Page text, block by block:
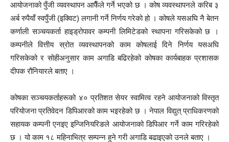
आयोजनाको पुँजी व्यवस्थापन आफैँले गर्ने भएको छ । कोष व्यवस्थापनले करिब ३
अर्ब रुपैयाँ स्वपुँजी (इक्विट) लगानी गर्ने निर्णय गरेको हो । कोषले यसअघि नै बेतन
कर्णाली सञ्चयकर्ता हाइड्रोपावर कम्पनी लिमिटेडको स्थापना गरिसकेको छ ।
कम्पनीले वित्तीय स्रोत व्यवस्थापनको काम कोषलाई दिने निर्णय यसअघि
गरिसकेको र सोहीअनुसार काम अगाडि बढिरहेको कोषका कार्यबाहक प्रशासक
दीपक रौनियारले बताए ।
कोषका सञ्चयकर्ताहरूको ४० प्रतिशत सेयर स्वामित्व रहने आयोजनाको विस्तृत
परियोजना प्रतिवेदन डिपिआरको काम भइरहेको छ । नेपाल विद्युत् प्राधिकरणको
सहायक कम्पनी एनइए इन्जिनियरिङले आयोजनाको डिपिआर गर्ने काम गरिरहेको
छ । यो काम १८ महिनाभित्र सम्पन्न हुने गरी अगाडि बढाइएको उनले बताए ।